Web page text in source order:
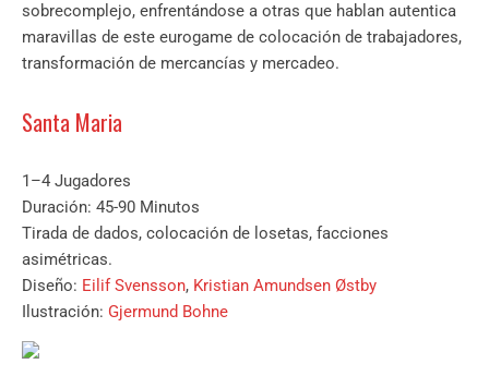
sobrecomplejo, enfrentándose a otras que hablan autentica
maravillas de este eurogame de colocación de trabajadores,
transformación de mercancías y mercadeo.
Santa Maria
1–4 Jugadores
Duración: 45-90 Minutos
Tirada de dados, colocación de losetas, facciones
asimétricas.
Diseño: Eilif Svensson, Kristian Amundsen Østby
Ilustración: Gjermund Bohne